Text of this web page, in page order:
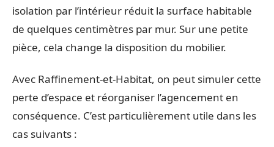
isolation par l’intérieur réduit la surface habitable
de quelques centimètres par mur. Sur une petite
pièce, cela change la disposition du mobilier.
Avec Raffinement-et-Habitat, on peut simuler cette
perte d’espace et réorganiser l’agencement en
conséquence. C’est particulièrement utile dans les
cas suivants :